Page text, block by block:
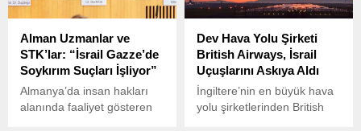
çıktı.
Alman Uzmanlar ve
STK’lar: “İsrail Gazze’de
Soykırım Suçları İşliyor”
Almanya’da insan hakları
alanında faaliyet gösteren
Dev Hava Yolu Şirketi
British Airways, İsrail
Uçuşlarını Askıya Aldı
İngiltere’nin en büyük hava
yolu şirketlerinden British